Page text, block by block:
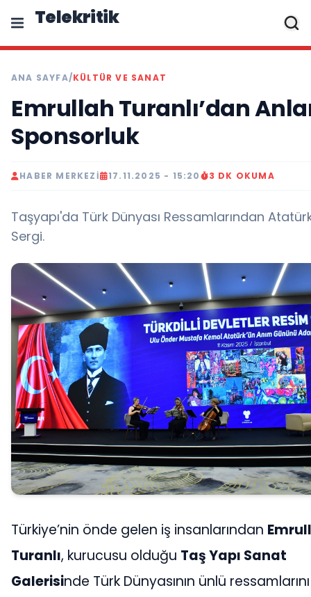
Telekritik
ANA SAYFA/KÜLTÜR VE SANAT
Emrullah Turanlı’dan
Sponsorluk
HABER MERKEZI 17.11.2025 - 15:20 3 DK OKUMA
Taşyapı'da Türk Dünyası Ressamlarından
Sergi.
Türkiye’nin önde gelen iş insanlarından
Turanlı, kurucusu olduğu Taş Yapı Sanat
Galerisinde Türk Dünyasının ünlü